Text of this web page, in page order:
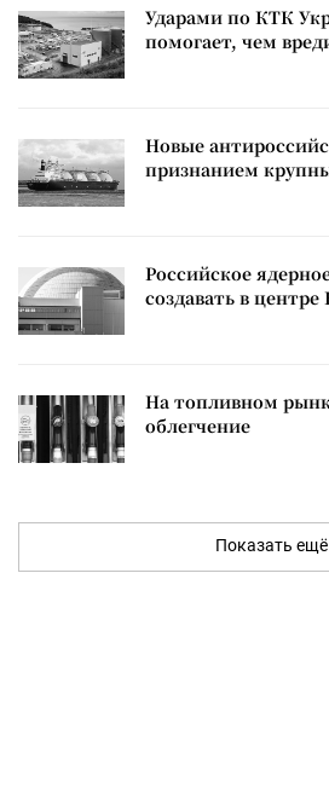
Ударами по КТК
помогает, чем
Новые
признанием
Российское
создавать в
На топливном
облегчение
Показать ещё